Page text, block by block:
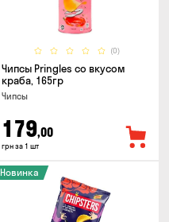
(0)
Чипсы Pringles со вкусом
краба, 165гр
Чипсы
179,00
грн за 1 шт
Новинка